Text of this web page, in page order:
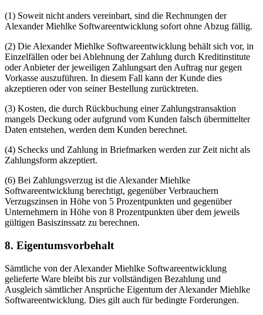
(1) Soweit nicht anders vereinbart, sind die Rechnungen der
Alexander Miehlke Softwareentwicklung sofort ohne Abzug fällig.
(2) Die Alexander Miehlke Softwareentwicklung behält sich vor, in
Einzelfällen oder bei Ablehnung der Zahlung durch Kreditinstitute
oder Anbieter der jeweiligen Zahlungsart den Auftrag nur gegen
Vorkasse auszuführen. In diesem Fall kann der Kunde dies
akzeptieren oder von seiner Bestellung zurücktreten.
(3) Kosten, die durch Rückbuchung einer Zahlungstransaktion
mangels Deckung oder aufgrund vom Kunden falsch übermittelter
Daten entstehen, werden dem Kunden berechnet.
(4) Schecks und Zahlung in Briefmarken werden zur Zeit nicht als
Zahlungsform akzeptiert.
(6) Bei Zahlungsverzug ist die Alexander Miehlke
Softwareentwicklung berechtigt, gegenüber Verbrauchern
Verzugszinsen in Höhe von 5 Prozentpunkten und gegenüber
Unternehmern in Höhe von 8 Prozentpunkten über dem jeweils
gültigen Basiszinssatz zu berechnen.
8. Eigentumsvorbehalt
Sämtliche von der Alexander Miehlke Softwareentwicklung
gelieferte Ware bleibt bis zur vollständigen Bezahlung und
Ausgleich sämtlicher Ansprüche Eigentum der Alexander Miehlke
Softwareentwicklung. Dies gilt auch für bedingte Forderungen.